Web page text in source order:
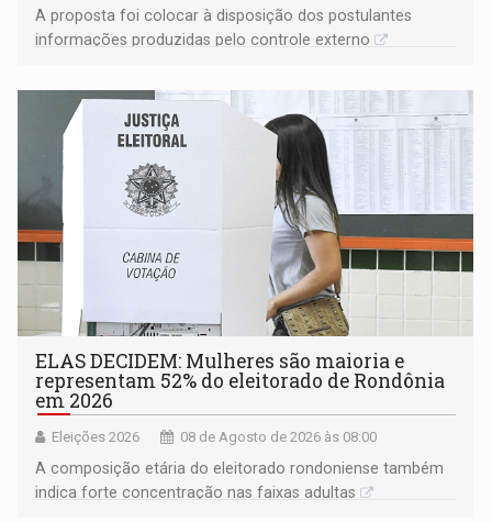
A proposta foi colocar à disposição dos postulantes
informações produzidas pelo controle externo
ELAS DECIDEM: Mulheres são maioria e
representam 52% do eleitorado de Rondônia
em 2026
Eleições 2026 08 de Agosto de 2026 às 08:00
A composição etária do eleitorado rondoniense também
indica forte concentração nas faixas adultas